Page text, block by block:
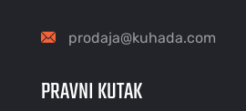
prodaja@kuhada.com
PRAVNI KUTAK